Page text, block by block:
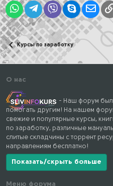
WhatsAppTelegram
ViberSkype
Курсы по заработку
О нас
- Наш форум
помогать другим! На нашем
свежие и популярные курсы,
по заработку, различные
слитые складчины с торрент
направлениям бесплатно!
Показать/скрыть больше
Меню форума